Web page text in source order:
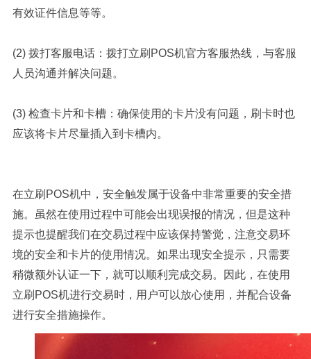
有效证件信息等等。
(2) 拨打客服电话：拨打立刷POS机官方客服热线，与客服
人员沟通并解决问题。
(3) 检查卡片和卡槽：确保使用的卡片没有问题，刷卡时也
应该将卡片尽量插入到卡槽内。
在立刷POS机中，安全触发属于设备中非常重要的安全措
施。虽然在使用过程中可能会出现误报的情况，但是这种
提示也提醒我们在交易过程中应该保持警觉，注意交易环
境的安全和卡片的使用情况。如果出现安全提示，只需要
稍微额外认证一下，就可以顺利完成交易。因此，在使用
立刷POS机进行交易时，用户可以放心使用，并配合设备
进行安全措施操作。